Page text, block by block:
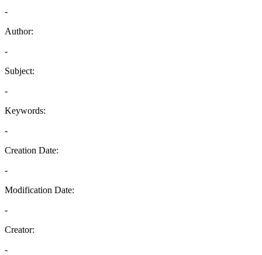
-
Author:
-
Subject:
-
Keywords:
-
Creation Date:
-
Modification Date:
-
Creator:
-